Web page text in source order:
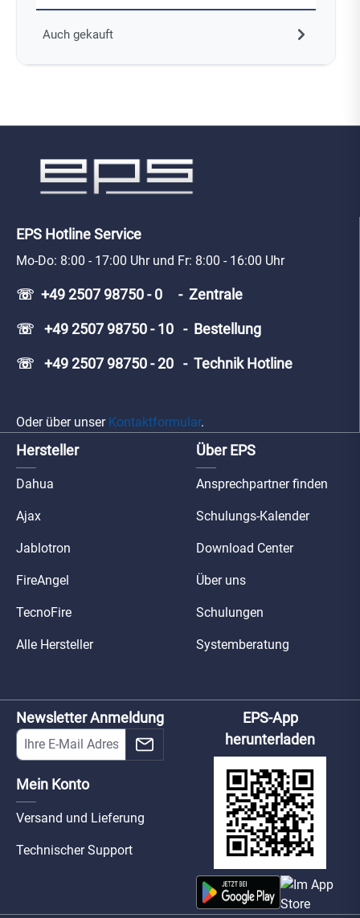
Auch gekauft
EPS Hotline Service
Mo-Do: 8:00 - 17:00 Uhr und Fr: 8:00 - 16:00 Uhr
☏ +49 2507 98750 - 0 - Zentrale
☏ +49 2507 98750 - 10 - Bestellung
☏ +49 2507 98750 - 20 - Technik Hotline
Oder über unser Kontaktformular.
Hersteller
Dahua
Ajax
Jablotron
FireAngel
TecnoFire
Alle Hersteller
Über EPS
Ansprechpartner finden
Schulungs-Kalender
Download Center
Über uns
Schulungen
Systemberatung
Newsletter Anmeldung
Mein Konto
Versand und Lieferung
Technischer Support
EPS-App
herunterladen